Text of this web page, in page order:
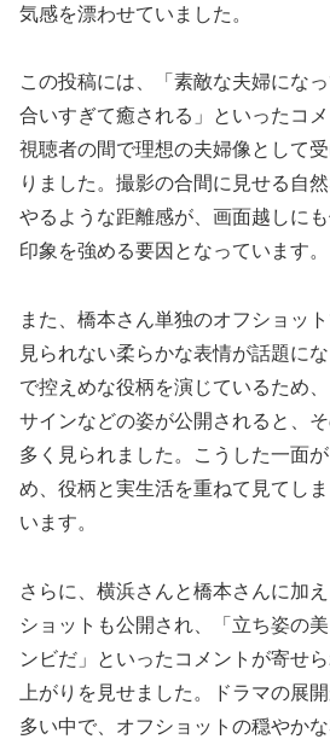
気感を漂わせていました。
この投稿には、「素敵な夫婦にな
合いすぎて癒される」といったコ
視聴者の間で理想の夫婦像として
りました。撮影の合間に見せる自
やるような距離感が、画面越しに
印象を強める要因となっています。
また、橋本さん単独のオフショッ
見られない柔らかな表情が話題に
で控えめな役柄を演じているため
サインなどの姿が公開されると、
多く見られました。こうした一面
め、役柄と実生活を重ねて見てし
います。
さらに、横浜さんと橋本さんに加
ショットも公開され、「立ち姿の
ンビだ」といったコメントが寄せ
上がりを見せました。ドラマの展
多い中で、オフショットの穏やか